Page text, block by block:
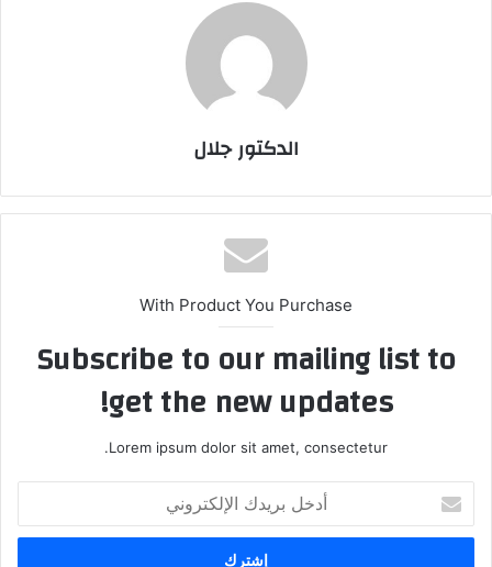
الدكتور جلال
With Product You Purchase
Subscribe to our mailing list to
get the new updates!
Lorem ipsum dolor sit amet, consectetur.
بريدك
الإلكتروني